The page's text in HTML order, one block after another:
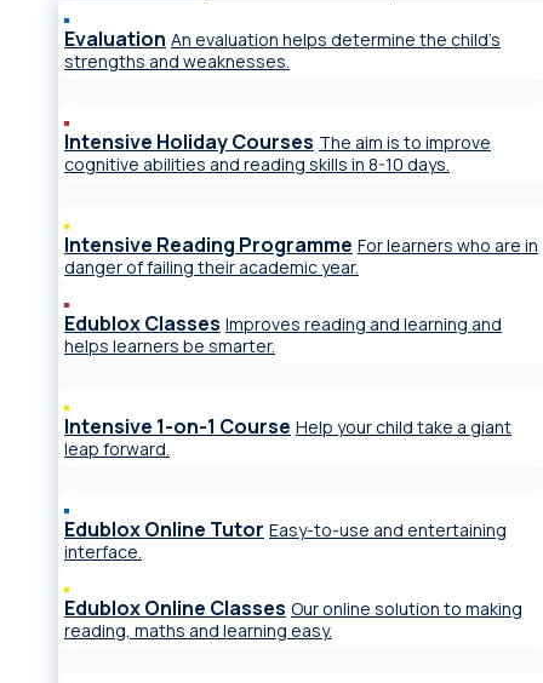
Evaluation An evaluation helps determine the child’s
strengths and weaknesses.
Intensive Holiday Courses The aim is to improve
cognitive abilities and reading skills in 8-10 days.
Intensive Reading Programme For learners who are in
danger of failing their academic year.
Edublox Classes Improves reading and learning and
helps learners be smarter.
Intensive 1-on-1 Course Help your child take a giant
leap forward.
Edublox Online Tutor Easy-to-use and entertaining
interface.
Edublox Online Classes Our online solution to making
reading, maths and learning easy.